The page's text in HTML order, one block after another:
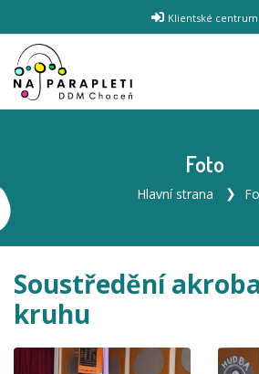
Klientské centrum
Foto
Hlavní strana
Soustředění
kruhu